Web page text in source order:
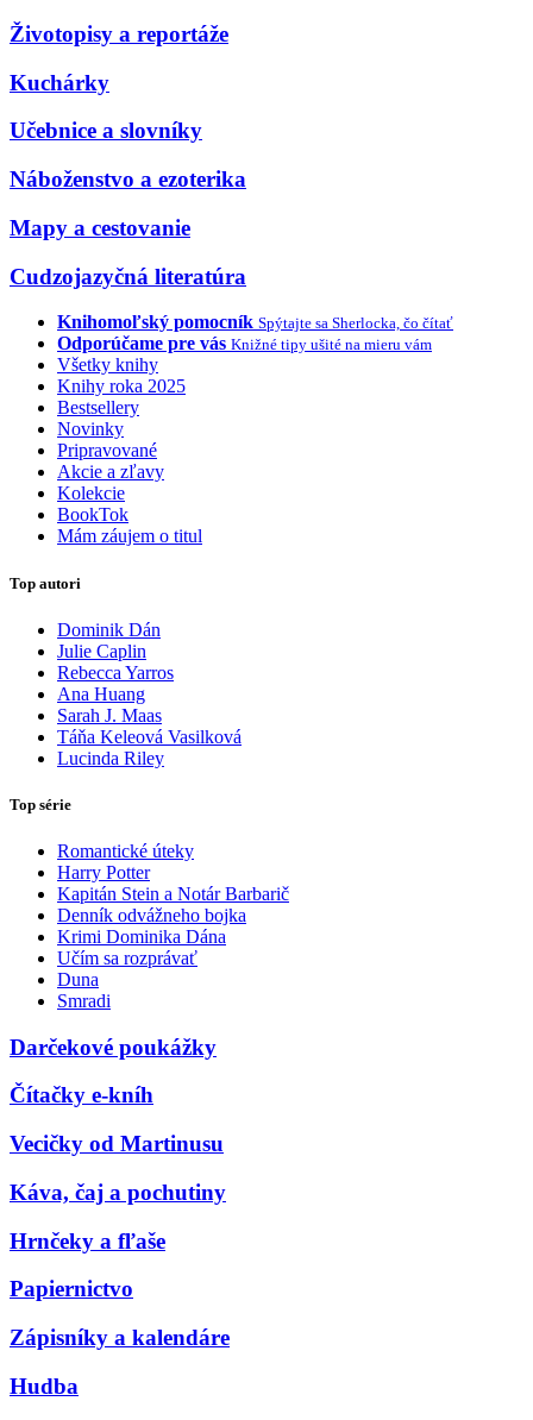
Životopisy a reportáže
Kuchárky
Učebnice a slovníky
Náboženstvo a ezoterika
Mapy a cestovanie
Cudzojazyčná literatúra
Knihomoľský pomocník Spýtajte sa Sherlocka, čo čítať
Odporúčame pre vás Knižné tipy ušité na mieru vám
Všetky knihy
Knihy roka 2025
Bestsellery
Novinky
Pripravované
Akcie a zľavy
Kolekcie
BookTok
Mám záujem o titul
Top autori
Dominik Dán
Julie Caplin
Rebecca Yarros
Ana Huang
Sarah J. Maas
Táňa Keleová Vasilková
Lucinda Riley
Top série
Romantické úteky
Harry Potter
Kapitán Stein a Notár Barbarič
Denník odvážneho bojka
Krimi Dominika Dána
Učím sa rozprávať
Duna
Smradi
Darčekové poukážky
Čítačky e-kníh
Vecičky od Martinusu
Káva, čaj a pochutiny
Hrnčeky a fľaše
Papiernictvo
Zápisníky a kalendáre
Hudba